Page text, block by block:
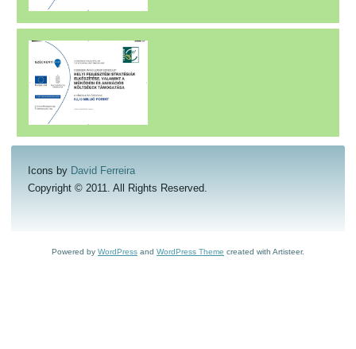
Icons by David Ferreira
Copyright © 2011. All Rights Reserved.
Powered by WordPress and WordPress Theme created with Artisteer.